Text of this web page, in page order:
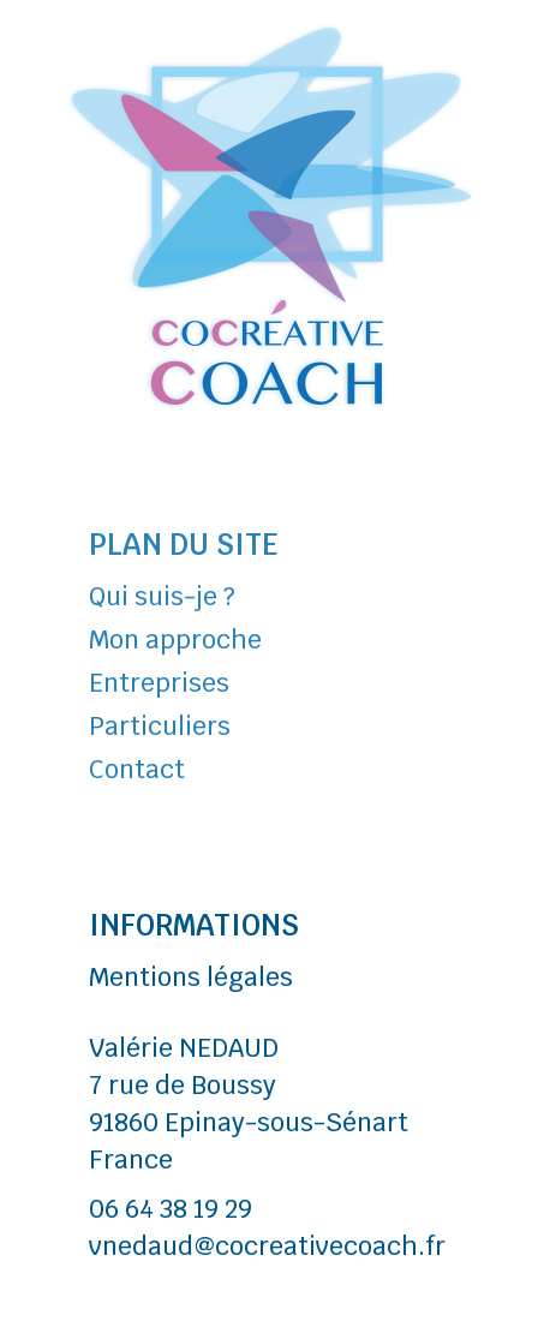
PLAN DU SITE
Qui suis-je ?
Mon approche
Entreprises
Particuliers
Contact
INFORMATIONS
Mentions légales
Valérie NEDAUD
7 rue de Boussy
91860 Epinay-sous-Sénart
France
06 64 38 19 29
vnedaud@cocreativecoach.fr